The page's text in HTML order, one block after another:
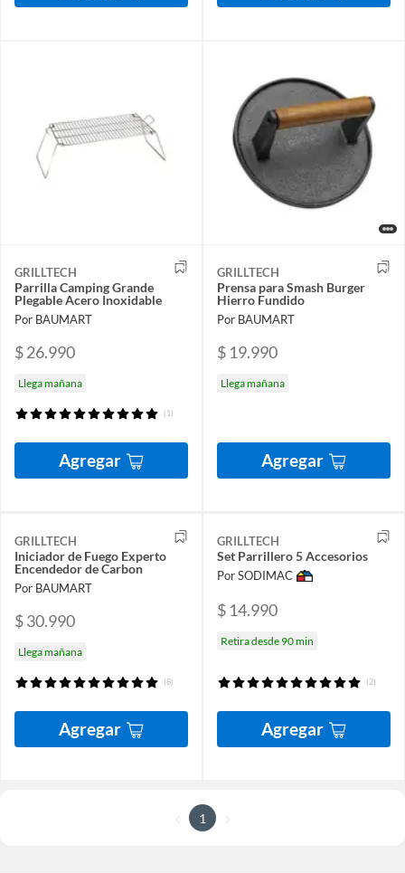
GRILLTECH
Parrilla Camping Grande
Plegable Acero Inoxidable
Por BAUMART
$ 26.990
Llega mañana
(1)
Agregar
GRILLTECH
Prensa para Smash Burger
Hierro Fundido
Por BAUMART
$ 19.990
Llega mañana
Agregar
GRILLTECH
Iniciador de Fuego Experto
Encendedor de Carbon
Por BAUMART
$ 30.990
Llega mañana
(8)
Agregar
GRILLTECH
Set Parrillero 5 Accesorios
Por SODIMAC
$ 14.990
Retira desde 90 min
(2)
Agregar
1